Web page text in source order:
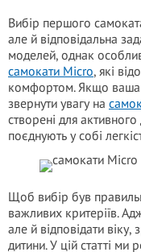
Вибір першого
але й відповідальна
моделей, однак
самокати Micro, які
комфортом. Якщо ваша
звернути увагу на
створені для активного
поєднують у собі
Щоб вибір був
важливих критеріїв.
але й відповідати
дитини. У цій статті ми